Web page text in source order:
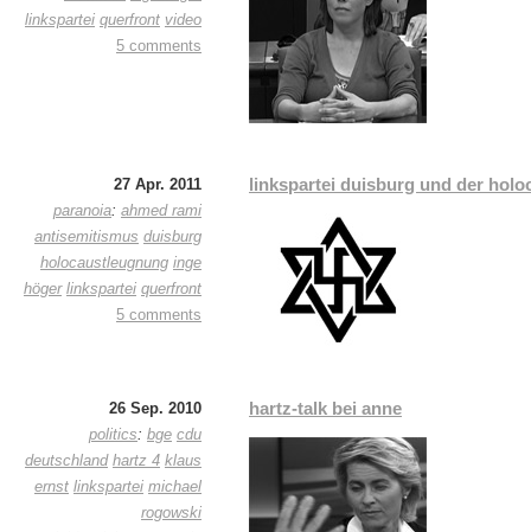
linkspartei querfront video
5 comments
27 Apr. 2011
paranoia: ahmed rami
antisemitismus duisburg
holocaustleugnung inge
höger linkspartei querfront
5 comments
linkspartei duisburg und der
26 Sep. 2010
politics: bge cdu
deutschland hartz 4 klaus
ernst linkspartei michael
rogowski
hartz-talk bei anne